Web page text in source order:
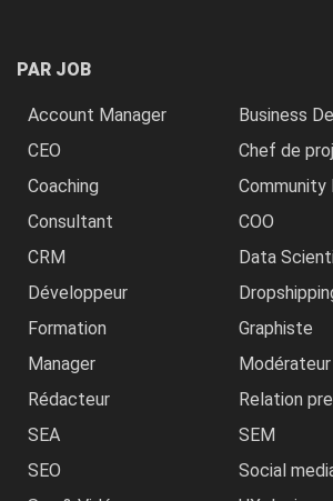
PAR JOB
Account Manager
Business
CEO
Chef de
Coaching
Community
Consultant
COO
CRM
Data
Développeur
Formation
Graphiste
Manager
Modérateur
Rédacteur
Relation
SEA
SEM
SEO
Social